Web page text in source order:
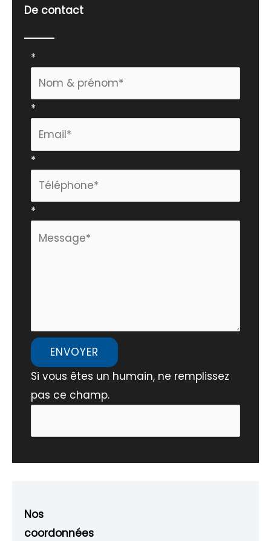
De contact
Formulaire
simple
téléphone
*
*
*
*
ENVOYER
Si vous êtes un humain, ne remplissez
pas ce champ.
Nos
coordonnées